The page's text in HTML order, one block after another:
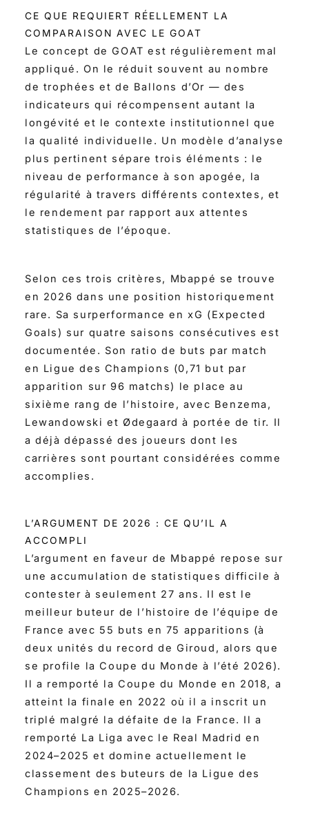
CE QUE REQUIERT RÉELLEMENT LA
COMPARAISON AVEC LE GOAT
Le concept de GOAT est régulièrement mal
appliqué. On le réduit souvent au nombre
de trophées et de Ballons d’Or — des
indicateurs qui récompensent autant la
longévité et le contexte institutionnel que
la qualité individuelle. Un modèle d’analyse
plus pertinent sépare trois éléments : le
niveau de performance à son apogée, la
régularité à travers différents contextes, et
le rendement par rapport aux attentes
statistiques de l’époque.
Selon ces trois critères, Mbappé se trouve
en 2026 dans une position historiquement
rare. Sa surperformance en xG (Expected
Goals) sur quatre saisons consécutives est
documentée. Son ratio de buts par match
en Ligue des Champions (0,71 but par
apparition sur 96 matchs) le place au
sixième rang de l’histoire, avec Benzema,
Lewandowski et Ødegaard à portée de tir. Il
a déjà dépassé des joueurs dont les
carrières sont pourtant considérées comme
accomplies.
L’ARGUMENT DE 2026 : CE QU’IL A
ACCOMPLI
L’argument en faveur de Mbappé repose sur
une accumulation de statistiques difficile à
contester à seulement 27 ans. Il est le
meilleur buteur de l’histoire de l’équipe de
France avec 55 buts en 75 apparitions (à
deux unités du record de Giroud, alors que
se profile la Coupe du Monde à l’été 2026).
Il a remporté la Coupe du Monde en 2018, a
atteint la finale en 2022 où il a inscrit un
triplé malgré la défaite de la France. Il a
remporté La Liga avec le Real Madrid en
2024–2025 et domine actuellement le
classement des buteurs de la Ligue des
Champions en 2025–2026.